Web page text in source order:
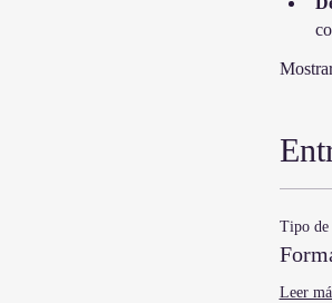
Tipo de
Leer